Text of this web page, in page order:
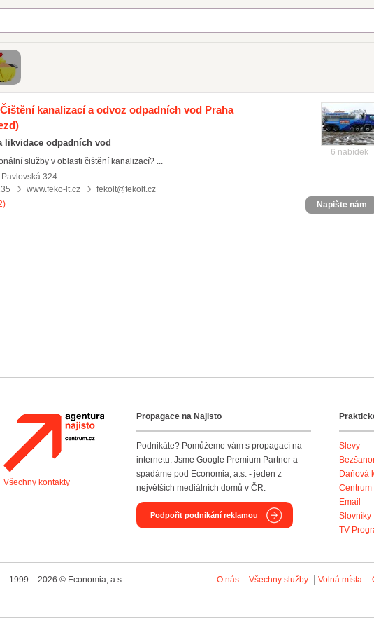
kanalizací a odvoz odpadních vod Praha
likvidace odpadních vod
služby v oblasti čištění kanalizací? ...
Pavlovská 324
www.feko-lt.cz
fekolt@fekolt.cz
6 nabídek
Napište nám
Agentura Najisto
Všechny kontakty
Propagace na Najisto
Podnikáte? Pomůžeme vám s propagací na
internetu. Jsme Google Premium Partner a
spadáme pod Economia, a.s. - jeden z
největších mediálních domů v ČR.
Podpořit podnikání reklamou
Slevy
Daňová
Centrum
Email
Slovníky
TV
1999 – 2026 © Economia, a.s. O nás Všechny služby Volná místa